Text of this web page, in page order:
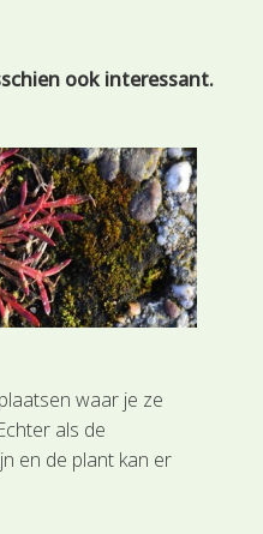
ook interessant.
waar je ze
als de
en de plant kan er
niet-vaatplanten